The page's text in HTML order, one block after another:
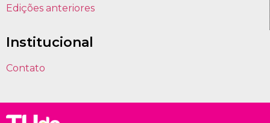
Edições anteriores
Institucional
Contato